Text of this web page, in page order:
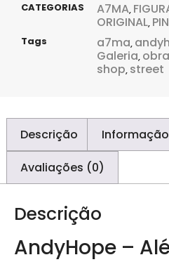
CATEGORIAS A7MA,
ORIGINAL,
Tags a7ma,
Galeria, obra
shop, street
Descrição
Avaliações (0)
Descrição
AndyHope –